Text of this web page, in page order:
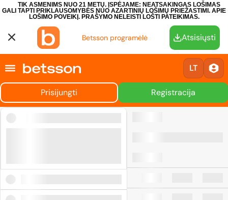
TIK ASMENIMS NUO 21 METŲ. ĮSPĖJAME: NEATSAKINGAS LOŠIMAS
GALI TAPTI PRIKLAUSOMYBĖS NUO AZARTINIŲ LOŠIMŲ PRIEŽASTIMI. APIE
LOŠIMO POVEIKĮ. PRAŠYMO NELEISTI LOŠTI PATEIKIMAS.
Betsson programėlė Atsisiųsti
LT
Prisijungti Registracija